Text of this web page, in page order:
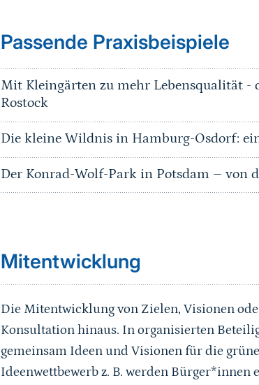
Passende Praxisbeispiele
Mit Kleingärten zu mehr Lebensqualität -
Rostock
Die kleine Wildnis in Hamburg-Osdorf:
Der Konrad-Wolf-Park in Potsdam – von
Mitentwicklung
Die Mitentwicklung von Zielen, Visionen
Konsultation hinaus. In organisierten
gemeinsam Ideen und Visionen für die
Ideenwettbewerb z. B. werden